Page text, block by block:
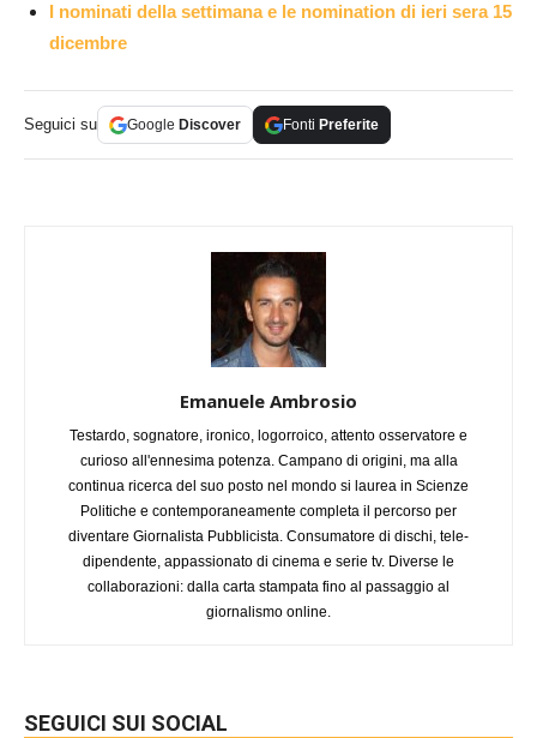
I nominati della settimana e le nomination di ieri sera 15
dicembre
Seguici su Google Discover Fonti Preferite
Emanuele Ambrosio
Testardo, sognatore, ironico, logorroico, attento osservatore e
curioso all'ennesima potenza. Campano di origini, ma alla
continua ricerca del suo posto nel mondo si laurea in Scienze
Politiche e contemporaneamente completa il percorso per
diventare Giornalista Pubblicista. Consumatore di dischi, tele-
dipendente, appassionato di cinema e serie tv. Diverse le
collaborazioni: dalla carta stampata fino al passaggio al
giornalismo online.
SEGUICI SUI SOCIAL